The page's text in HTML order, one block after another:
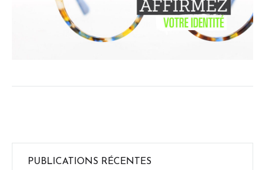
PUBLICATIONS RÉCENTES